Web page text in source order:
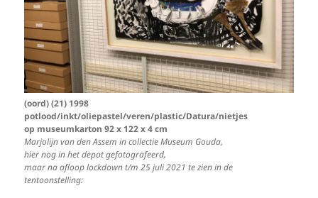
(oord) (21) 1998
potlood/inkt/oliepastel/veren/plastic/Datura/nietjes
op museumkarton 92 x 122 x 4 cm
Marjolijn van den Assem in collectie Museum Gouda,
hier nog in het depot gefotografeerd,
maar na afloop lockdown t/m 25 juli 2021 te zien in de
tentoonstelling: